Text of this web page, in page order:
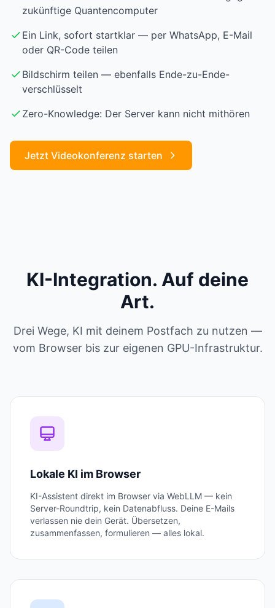
zukünftige Quantencomputer
Ein Link, sofort startklar — per WhatsApp, E-Mail
oder QR-Code teilen
Bildschirm teilen — ebenfalls Ende-zu-Ende-
verschlüsselt
Zero-Knowledge: Der Server kann nicht mithören
Jetzt Videokonferenz starten
KI-Integration. Auf deine
Art.
Drei Wege, KI mit deinem Postfach zu nutzen —
vom Browser bis zur eigenen GPU-Infrastruktur.
Lokale KI im Browser
KI-Assistent direkt im Browser via WebLLM — kein
Server-Roundtrip, kein Datenabfluss. Deine E-Mails
verlassen nie dein Gerät. Übersetzen,
zusammenfassen, formulieren — alles lokal.